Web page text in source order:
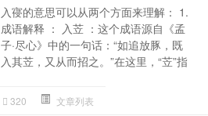
入寑的意思可以从两个方面来理解： 1.
成语解释 ： 入苙 ：这个成语源自《孟
子·尽心》中的一句话：“如追放豚，既
入其苙，又从而招之。”在这里，“苙”指
320 文章列表